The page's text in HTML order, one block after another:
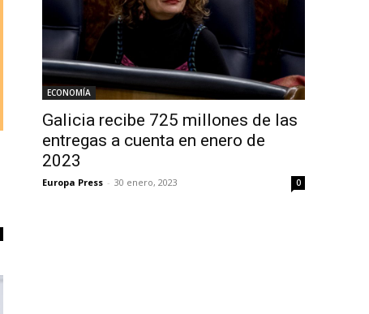
ECONOMÍA
Galicia recibe 725 millones de las
entregas a cuenta en enero de
2023
Europa Press - 30 enero, 2023 0